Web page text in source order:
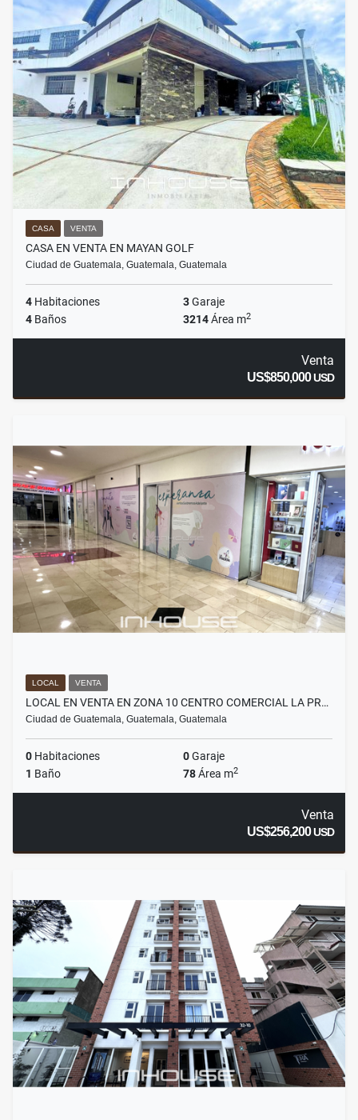
CASA VENTA
CASA EN VENTA EN MAYAN GOLF
Ciudad de Guatemala, Guatemala, Guatemala
4 Habitaciones 3Garaje
4 Baños 3214Área m2
Venta
US$850,000USD
LOCAL VENTA
LOCAL EN VENTA EN ZONA 10 CENTRO COMERCIAL LA PR…
Ciudad de Guatemala, Guatemala, Guatemala
0 Habitaciones 0Garaje
1 Baño 78Área m2
Venta
US$256,200USD